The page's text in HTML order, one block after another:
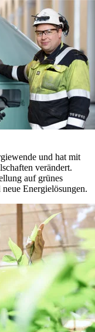
und hat mit
verändert.
auf grünes
Energielösungen.